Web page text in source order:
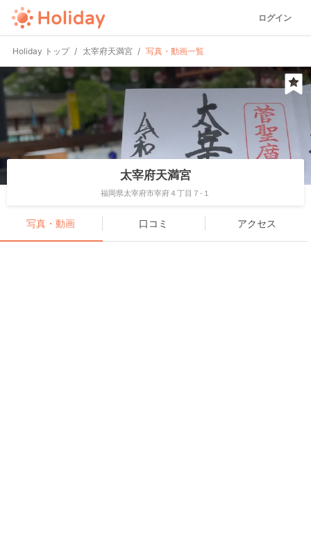
ログイン
Holiday トップ 太宰府天満宮 写真・動画一覧
太宰府天満宮
福岡県太宰府市宰府４丁目７-１
写真・動画 口コミ アクセス